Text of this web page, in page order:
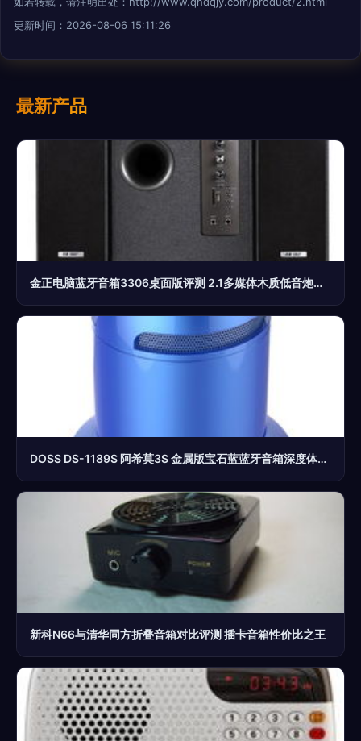
更新时间：2026-08-06 15:11:26
最新产品
金正电脑蓝牙音箱3306桌面版评测 2.1多媒体木质低音炮，家庭娱乐新选择
DOSS DS-1189S 阿希莫3S 金属版宝石蓝蓝牙音箱深度体验评测
新科N66与清华同方折叠音箱对比评测 插卡音箱性价比之王